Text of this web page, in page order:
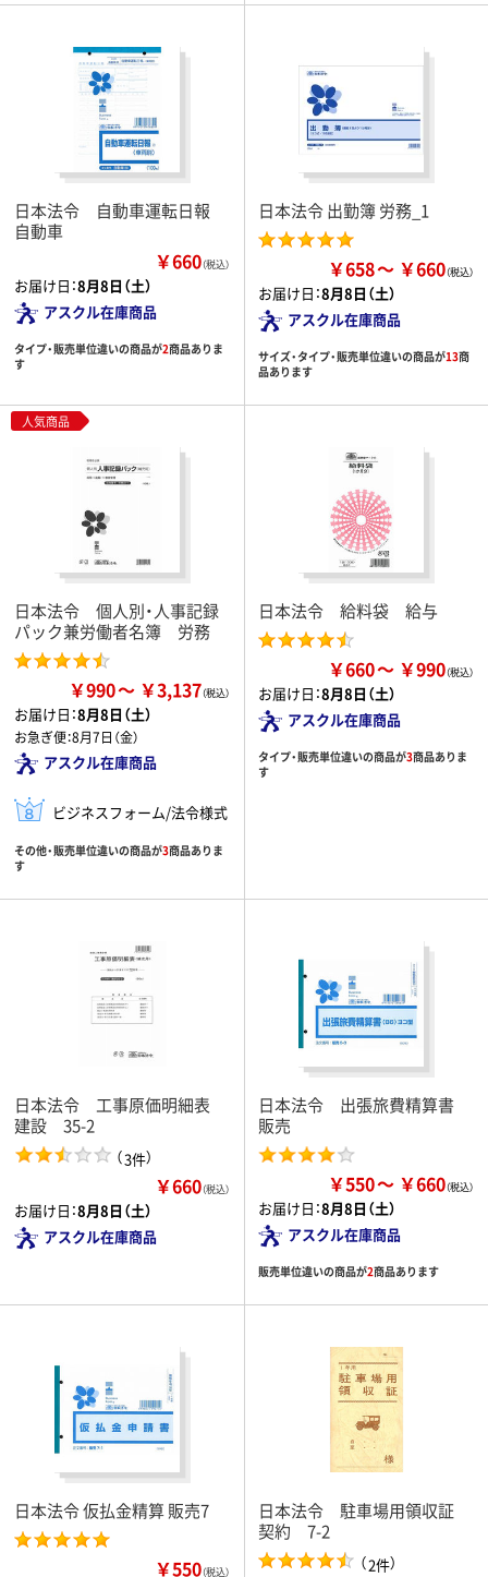
日本法令 自動車運転日報
自動車
￥660（税込）
お届け日：8月8日（土）
アスクル在庫商品
タイプ・販売単位違いの商品が2商品ありま
す
日本法令 出勤簿 労務_1
￥658 ￥660
お届け日：8月8日（土）
アスクル在庫商品
サイズ・タイプ・販売単位違いの商品が13商
品あります
人気商品
日本法令 個人別・人事記録
パック兼労働者名簿 労務
￥990 ￥3,137
お届け日：8月8日（土）
お急ぎ便：8月7日（金）
アスクル在庫商品
ビジネスフォーム/法令様式
その他・販売単位違いの商品が3商品ありま
す
日本法令 給料袋 給与
￥660 ￥990
お届け日：8月8日（土）
アスクル在庫商品
タイプ・販売単位違いの商品が3商品ありま
す
日本法令 工事原価明細表
建設 35-2
（3件）
￥660（税込）
お届け日：8月8日（土）
アスクル在庫商品
日本法令 出張旅費精算書
販売
￥550 ￥660
お届け日：8月8日（土）
アスクル在庫商品
販売単位違いの商品が2商品あります
日本法令 仮払金精算 販売7
￥550（税込）
日本法令 駐車場用領収証
契約 7-2
（2件）